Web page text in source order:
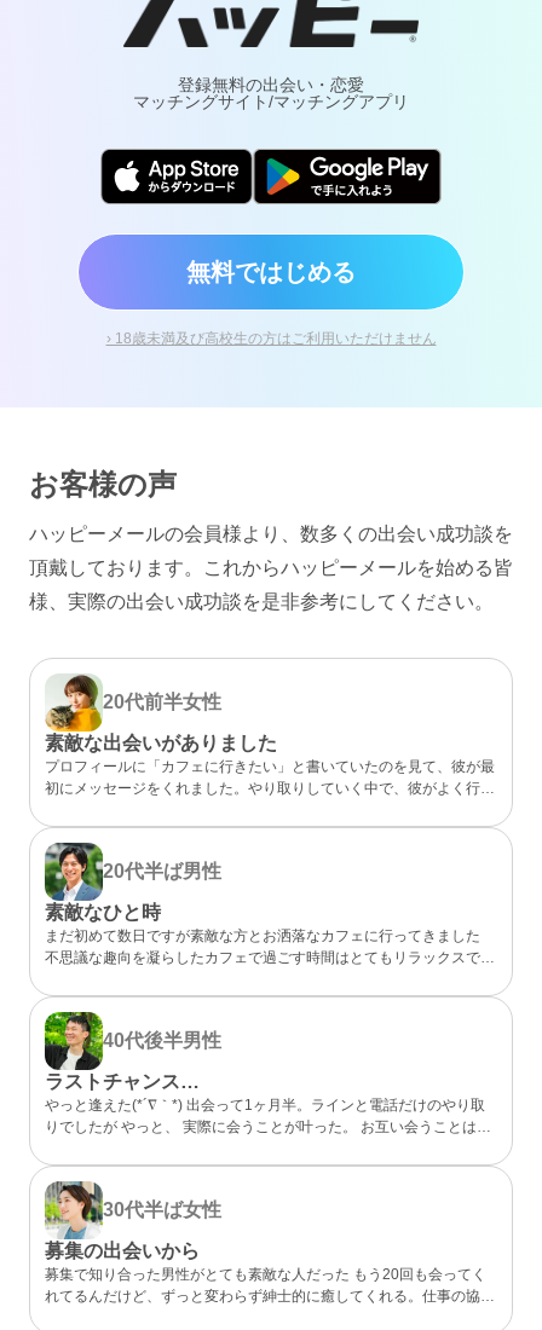
登録無料の出会い・恋愛
マッチングサイト/マッチングアプリ
無料ではじめる
› 18歳未満及び高校生の方はご利用いただけません
お客様の声
ハッピーメールの会員様より、数多くの出会い成功談を
頂戴しております。
これからハッピーメールを始める皆
様、実際の出会い成功談を是非参考にしてください。
20代前半女性
素敵な出会いがありました
プロフィールに「カフェに行きたい」と書いていたのを見て、彼が最
初にメッセージをくれました。やり取りしていく中で、彼がよく行く
となく気になるところが一緒だったので、私的には今までになくメッ
セージが盛り上がり嬉しかったです。 カフェに誘ってもらい、実際
にお会いするととっても話しやすくて、時間があっという間。 少し
年上でしたが、気を使わずに話せる感じが心地よくて、「また会いた
いな」と素直に伝えました。彼のちょっと嬉しそうな顔をみたら、思
わずドキドキしました。 成功談でいいのか…まだどうなるかはわか
らないけど、出会えてよかったと思える人になりました。
20代半ば男性
素敵なひと時
まだ初めて数日ですが素敵な方とお洒落なカフェに行ってきました
不思議な趣向を凝らしたカフェで過ごす時間はとてもリラックスでき
もお互い良い出会いを探したいですね
40代後半男性
ラストチャンス…
やっと逢えた(*´∇｀*) 出会って1ヶ月半。ラインと電話だけのやり取
りでしたが やっと、 実際に会うことが叶った。 お互い会うことは諦
の可愛い、 メガネの似合う、 タイプの方でした。 ホント、大切にし
たいと思った。 また会う約束もできた。 こんな僕と… ありがとう(*
´∇｀*)
30代半ば女性
募集の出会いから
募集で知り合った男性がとても素敵な人だった もう20回も会ってく
れてるんだけど、ずっと変わらず紳士的に癒してくれる。仕事の協力